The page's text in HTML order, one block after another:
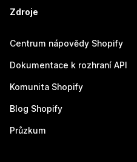
Zdroje
Centrum nápovědy Shopify
Dokumentace k rozhraní API
Komunita Shopify
Blog Shopify
Průzkum